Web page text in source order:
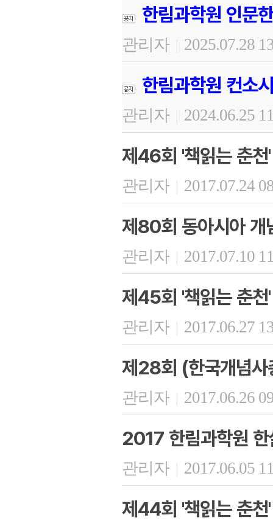
한림과학원 인문
관리자 | 2025.07.28
한림과학원 컨소
관리자 | 2024.06.25
제46회 '책읽는 춘천'
관리자 | 2017.07.24
제80회 동아시아 개
관리자 | 2017.07.10
제45회 '책읽는 춘천'
관리자 | 2017.06.27
제28회 (한국개념
관리자 | 2017.06.26
2017 한림과학원
관리자 | 2017.06.05
제44회 '책읽는 춘천'